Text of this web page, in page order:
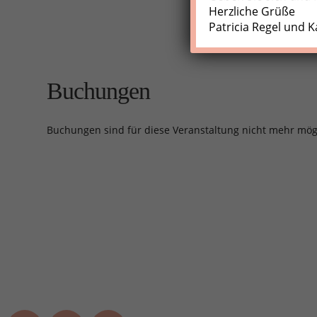
Buchungen
Buchungen sind für diese Veranstaltung nicht mehr
Herzliche Grüße
Patricia Regel und